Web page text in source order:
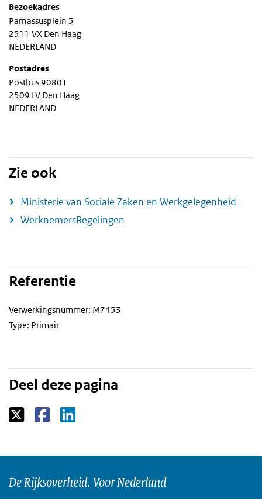
Bezoekadres
Parnassusplein 5
2511 VX Den Haag
NEDERLAND
Postadres
Postbus 90801
2509 LV Den Haag
NEDERLAND
Zie ook
Ministerie van Sociale Zaken en Werkgelegenheid
WerknemersRegelingen
Referentie
Verwerkingsnummer: M7453
Type: Primair
Deel deze pagina
De Rijksoverheid. Voor Nederland